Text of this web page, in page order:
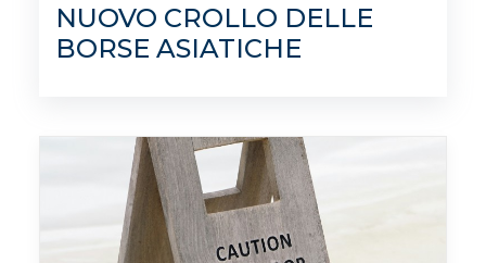
NUOVO CROLLO DELLE
BORSE ASIATICHE